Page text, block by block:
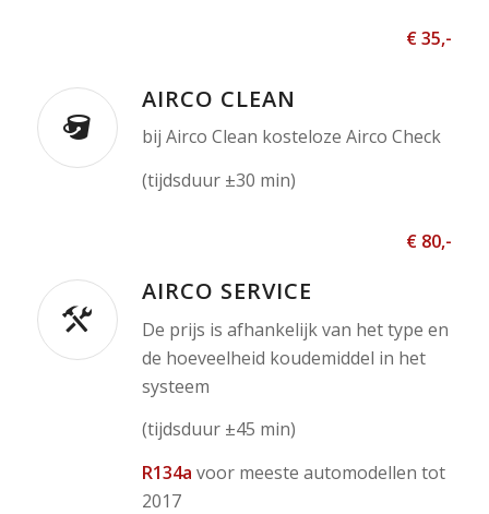
€ 35,-
AIRCO CLEAN
bij Airco Clean kosteloze Airco Check
(tijdsduur ±30 min)
€ 80,-
AIRCO SERVICE
De prijs is afhankelijk van het type en
de hoeveelheid koudemiddel in het
systeem
(tijdsduur ±45 min)
R134a voor meeste automodellen tot
2017